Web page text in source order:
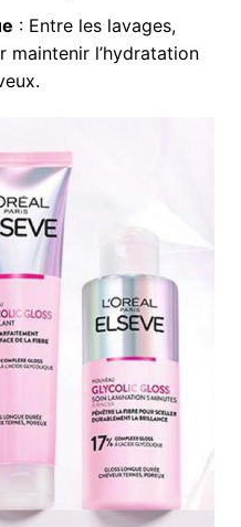
: Entre les lavages,
maintenir l’hydratation